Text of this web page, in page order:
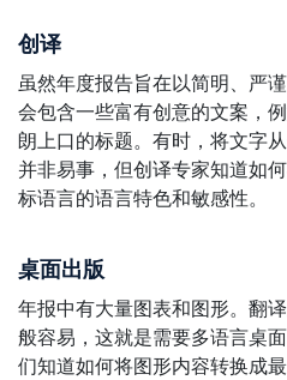
创译
虽然年度报告旨在以简明、严
会包含一些富有创意的文案，
朗上口的标题。有时，将文字
并非易事，但创译专家知道如
标语言的语言特色和敏感性。
桌面出版
年报中有大量图表和图形。翻
般容易，这就是需要多语言桌
们知道如何将图形内容转换成